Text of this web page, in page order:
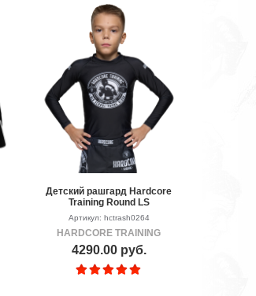
Детский рашгард Hardcore
Training Round LS
Артикул: hctrash0264
HARDCORE TRAINING
4290.00 руб.